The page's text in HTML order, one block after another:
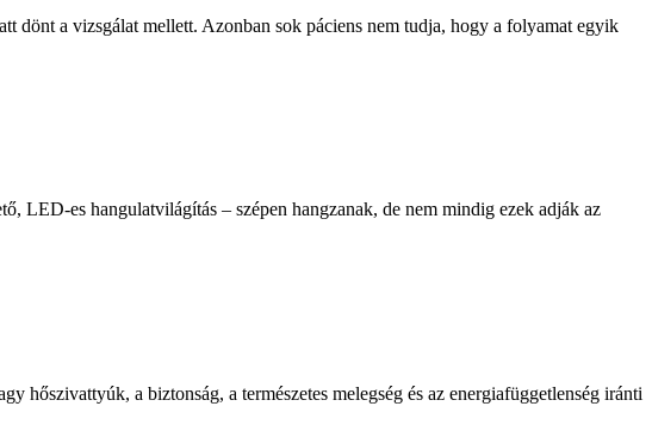
dönt a vizsgálat mellett. Azonban sok páciens nem tudja, hogy a folyamat egyik
LED-es hangulatvilágítás – szépen hangzanak, de nem mindig ezek adják az
hőszivattyúk, a biztonság, a természetes melegség és az energiafüggetlenség iránti